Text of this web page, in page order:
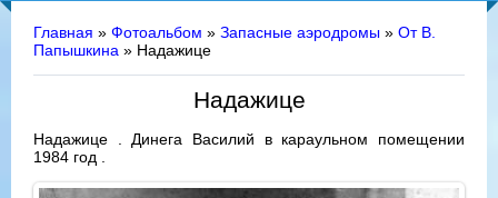
Главная » Фотоальбом » Запасные аэродромы » От В.
Папышкина » Надажице
Надажице
Надажице . Динега Василий в караульном помещении
1984 год .